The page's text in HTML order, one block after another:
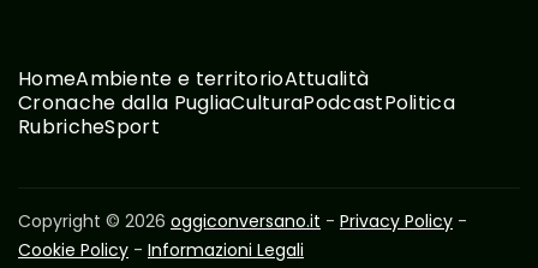
HomeAmbiente e territorioAttualità
Cronache dalla PugliaCulturaPodcastPolitica
RubricheSport
Copyright © 2026 oggiconversano.it - Privacy Policy -
Cookie Policy - Informazioni Legali